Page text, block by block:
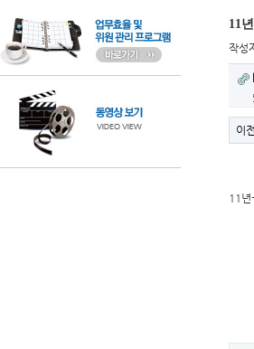
11
작성
이
11년